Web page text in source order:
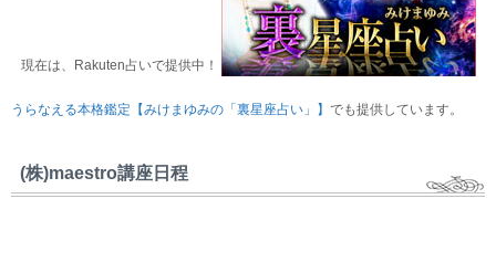
現在は、Rakuten占いで提供中！
うらなえる本格鑑定【みけまゆみの「裏星座占い」】 でも提供しています。
(株)maestro講座日程